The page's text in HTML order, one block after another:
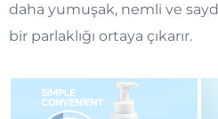
daha yumuşak, nemli ve
bir parlaklığı ortaya çıkarır.